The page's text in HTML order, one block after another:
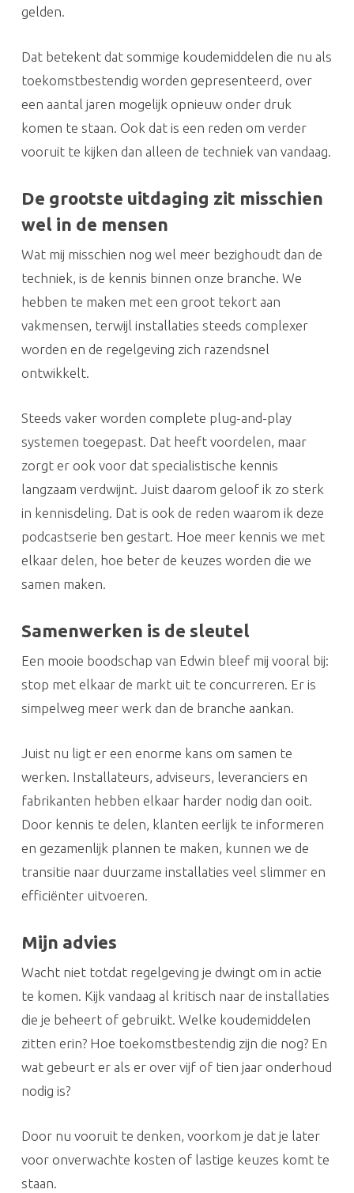
gelden.
Dat betekent dat sommige koudemiddelen die nu als
toekomstbestendig worden gepresenteerd, over
een aantal jaren mogelijk opnieuw onder druk
komen te staan. Ook dat is een reden om verder
vooruit te kijken dan alleen de techniek van vandaag.
De grootste uitdaging zit misschien
wel in de mensen
Wat mij misschien nog wel meer bezighoudt dan de
techniek, is de kennis binnen onze branche. We
hebben te maken met een groot tekort aan
vakmensen, terwijl installaties steeds complexer
worden en de regelgeving zich razendsnel
ontwikkelt.
Steeds vaker worden complete plug-and-play
systemen toegepast. Dat heeft voordelen, maar
zorgt er ook voor dat specialistische kennis
langzaam verdwijnt. Juist daarom geloof ik zo sterk
in kennisdeling. Dat is ook de reden waarom ik deze
podcastserie ben gestart. Hoe meer kennis we met
elkaar delen, hoe beter de keuzes worden die we
samen maken.
Samenwerken is de sleutel
Een mooie boodschap van Edwin bleef mij vooral bij:
stop met elkaar de markt uit te concurreren. Er is
simpelweg meer werk dan de branche aankan.
Juist nu ligt er een enorme kans om samen te
werken. Installateurs, adviseurs, leveranciers en
fabrikanten hebben elkaar harder nodig dan ooit.
Door kennis te delen, klanten eerlijk te informeren
en gezamenlijk plannen te maken, kunnen we de
transitie naar duurzame installaties veel slimmer en
efficiënter uitvoeren.
Mijn advies
Wacht niet totdat regelgeving je dwingt om in actie
te komen. Kijk vandaag al kritisch naar de installaties
die je beheert of gebruikt. Welke koudemiddelen
zitten erin? Hoe toekomstbestendig zijn die nog? En
wat gebeurt er als er over vijf of tien jaar onderhoud
nodig is?
Door nu vooruit te denken, voorkom je dat je later
voor onverwachte kosten of lastige keuzes komt te
staan.